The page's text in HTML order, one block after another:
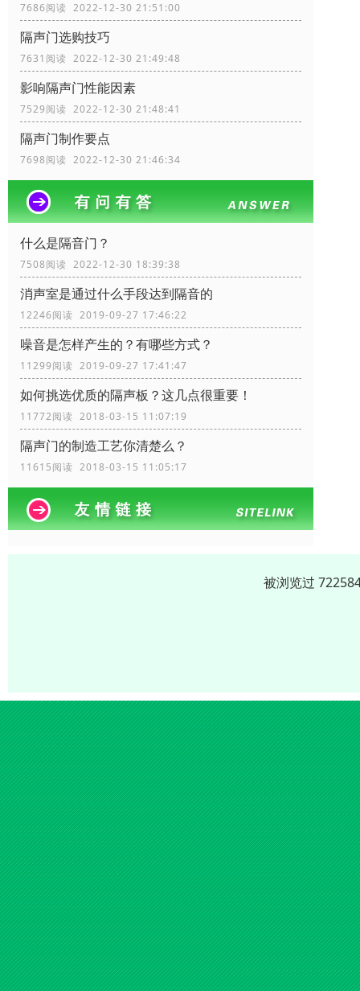
7686阅读 2022-12-30 21:51:00
隔声门选购技巧
7631阅读 2022-12-30 21:49:48
影响隔声门性能因素
7529阅读 2022-12-30 21:48:41
隔声门制作要点
7698阅读 2022-12-30 21:46:34
什么是隔音门？
7508阅读 2022-12-30 18:39:38
消声室是通过什么手段达到隔音的
12246阅读 2019-09-27 17:46:22
噪音是怎样产生的？有哪些方式？
11299阅读 2019-09-27 17:41:47
如何挑选优质的隔声板？这几点很重要！
11772阅读 2018-03-15 11:07:19
隔声门的制造工艺你清楚么？
11615阅读 2018-03-15 11:05:17
被浏览过